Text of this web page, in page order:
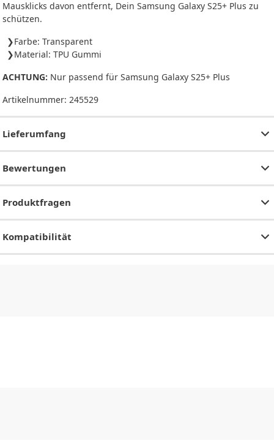
Mausklicks davon entfernt, Dein Samsung Galaxy S25+ Plus zu
schützen.
Farbe: Transparent
Material: TPU Gummi
ACHTUNG: Nur passend für Samsung Galaxy S25+ Plus
Artikelnummer: 245529
Lieferumfang
Bewertungen
Produktfragen
Kompatibilität